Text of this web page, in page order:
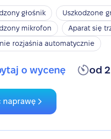
głośnik
Uszkodzone
mikrofon
Aparat się
rozjaśnia automatycznie
o wycenę od
naprawę